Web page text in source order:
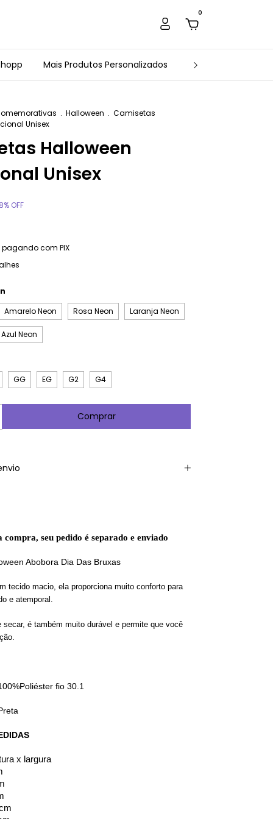
0
Mais Produtos Personalizados Estamparia Arte e
. Halloween . Camisetas
Unisex
Halloween
Unisex
8% OFF
pagando com PIX
Amarelo Neon Rosa Neon Laranja Neon
Azul Neon
GG EG G2 G4
compra, seu pedido é separado e enviado
Abobora Dia Das Bruxas
tecido macio, ela proporciona muito conforto para
e atemporal.
secar, é também muito durável e permite que você
fio 30.1
x largura